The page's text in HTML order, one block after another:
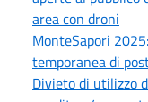
area con droni
MonteSapori
temporanea di
Divieto di utilizzo